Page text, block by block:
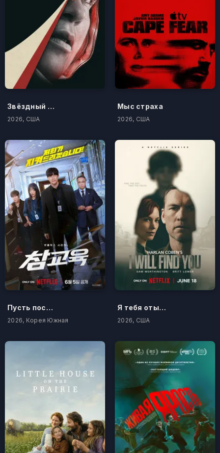
Звёздный городок
2026, США
Мыс страха
2026, США
Пусть послужит вам уроком
2026, Корея Южная
Я тебя отыщу
2026, США